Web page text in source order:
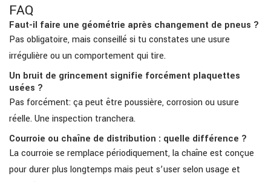
FAQ
Faut-il faire une géométrie après changement de pneus ?
Pas obligatoire, mais conseillé si tu constates une usure
irrégulière ou un comportement qui tire.
Un bruit de grincement signifie forcément plaquettes
usées ?
Pas forcément: ça peut être poussière, corrosion ou usure
réelle. Une inspection tranchera.
Courroie ou chaîne de distribution : quelle différence ?
La courroie se remplace périodiquement, la chaîne est conçue
pour durer plus longtemps mais peut s’user selon usage et